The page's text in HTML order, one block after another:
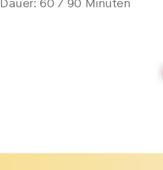
Dauer: 60 / 90 Minuten